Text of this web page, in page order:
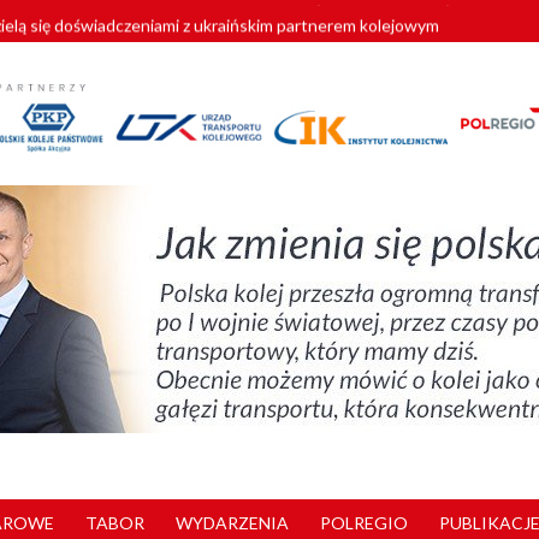
się doświadczeniami z ukraińskim partnerem kolejowym
Vectrony na 230 km/h
pociągi od PESA. Sześć nowoczesnych ELF-ów wyjedzie na tory w
180 nowych pracowników drużyn pociągowych od początku roku
TABOR WYDARZENIA POLREGIO